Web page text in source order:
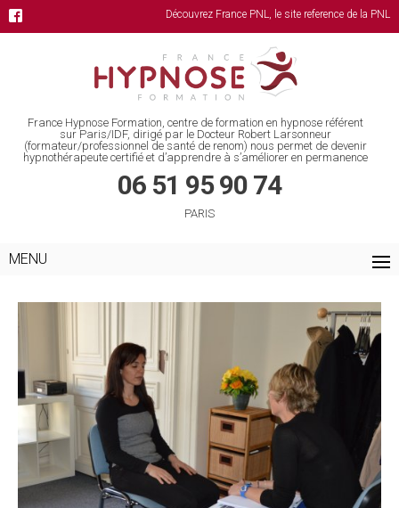
Découvrez France PNL, le site reference de la PNL
France Hypnose Formation, centre de formation en hypnose référent
sur Paris/IDF, dirigé par le Docteur Robert Larsonneur
(formateur/professionnel de santé de renom) nous permet de devenir
hypnothérapeute certifié et d’apprendre à s’améliorer en permanence
06 51 95 90 74
PARIS
MENU